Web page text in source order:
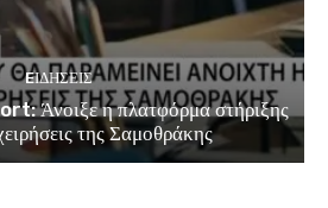
EΙΔΗΣΕΙΣ
Άνοιξε η πλατφόρμα στήριξης
της Σαμοθράκης